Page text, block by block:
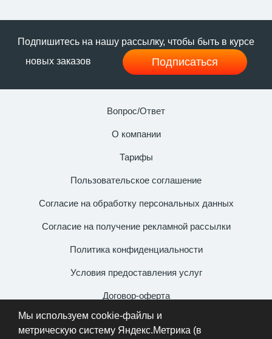
Подпишитесь на нашу рассылку, чтобы быть в курсе
новых заказов
Подписаться
Мы используем cookie-файлы и
метрическую систему Яндекс.Метрика (в
Вопрос/Ответ
О компании
Тарифы
Пользовательское соглашение
Согласие на обработку персональных данных
Согласие на получение рекламной рассылки
Политика конфиденциальности
Условия предоставления услуг
Договор-оферта
+7 (931) 106-54-99